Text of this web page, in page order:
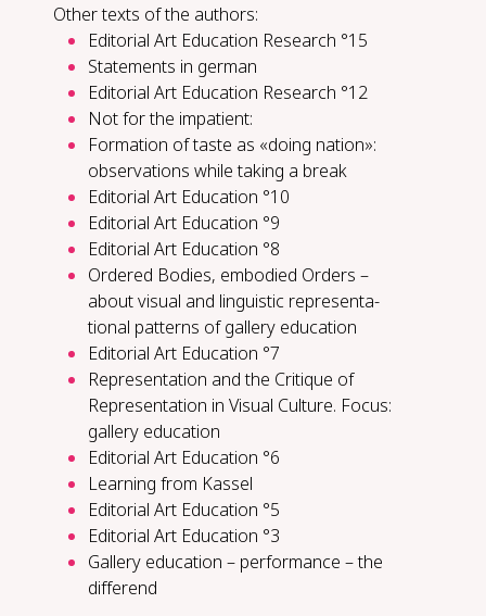
Other texts of the authors:
Editorial Art Education Research °15
Statements in german
Editorial Art Education Research °12
Not for the im­pa­tient:
For­ma­tion of taste as «do­ing na­tion»:
ob­ser­va­tions while tak­ing a break
Editorial Art Education °10
Editorial Art Education °9
Editorial Art Education °8
Or­dered Bod­ies, em­bod­ied Or­ders –
about vi­su­al and lin­guis­tic rep­re­sen­ta­
tion­al pat­terns of gallery ed­u­ca­tion
Editorial Art Education °7
Representation and the Critique of
Representation in Visual Culture. Focus:
gallery education
Editorial Art Education °6
Lear­ning from Kas­sel
Editorial Art Education °5
Editorial Art Education °3
Gallery ed­u­ca­tion – per­for­mance – the
dif­fer­end